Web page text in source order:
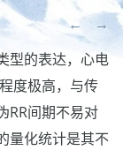
←
→
型的表达，心电
度极高，与传
RR间期不易对
量化统计是其不